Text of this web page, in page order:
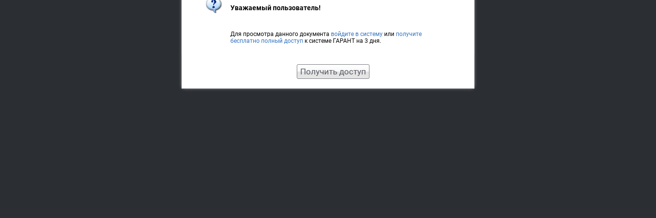
Уважаемый пользователь!
Для просмотра данного документа войдите в систему или получите
бесплатно полный доступ к системе ГАРАНТ на 3 дня.
Получить доступ